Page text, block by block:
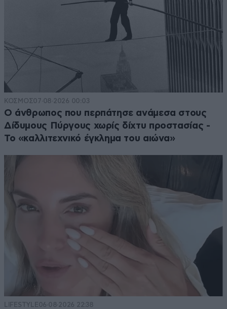
ΚΟΣΜΟΣ07·08·2026 00:03
Ο άνθρωπος που περπάτησε ανάμεσα στους
Δίδυμους Πύργους χωρίς δίχτυ προστασίας -
Το «καλλιτεχνικό έγκλημα του αιώνα»
LIFESTYLE06·08·2026 22:38